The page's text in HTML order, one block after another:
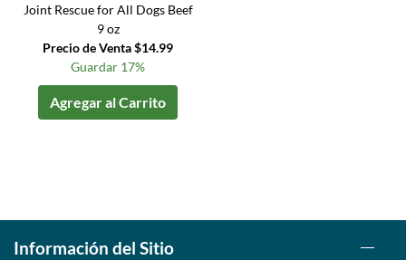
Joint Rescue for All Dogs Beef
9 oz
Precio de Venta $14.99
Guardar 17%
Agregar al Carrito
Información del Sitio